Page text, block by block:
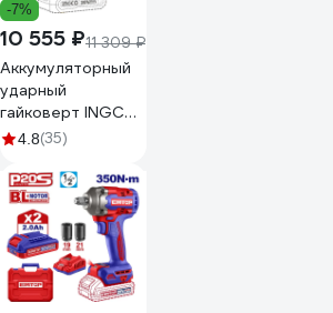
-7%
10 555 ₽11 309 ₽
Аккумуляторный
ударный
гайковерт INGCO
BL 20В 300Hm 1/2
4.8(35)